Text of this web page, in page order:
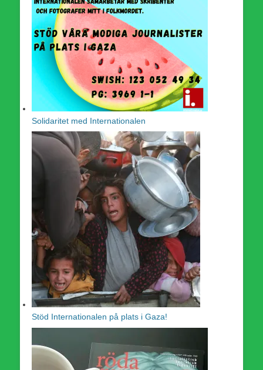
Solidaritet med Internationalen
Stöd Internationalen på plats i Gaza!